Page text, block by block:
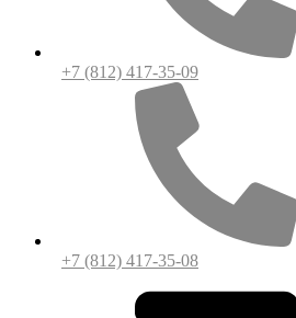
+7 (812) 417-35-09
+7 (812) 417-35-08